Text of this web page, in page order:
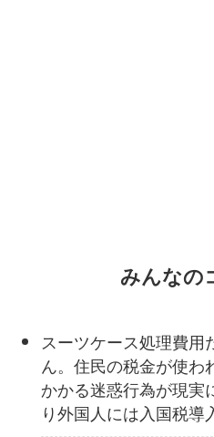
みんなの
スーツケース処理費
ん。住民の税金が使わ
かかる迷惑行為が現実
り外国人には入国税導